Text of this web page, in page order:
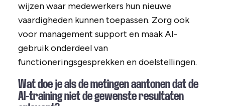
wijzen waar medewerkers hun nieuwe
vaardigheden kunnen toepassen. Zorg ook
voor management support en maak AI-
gebruik onderdeel van
functioneringsgesprekken en doelstellingen.
Wat doe je als de metingen aantonen dat de
AI-training niet de gewenste resultaten